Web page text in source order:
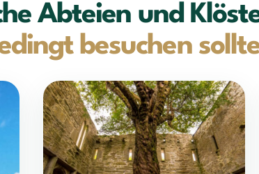
Abteien und
besuchen